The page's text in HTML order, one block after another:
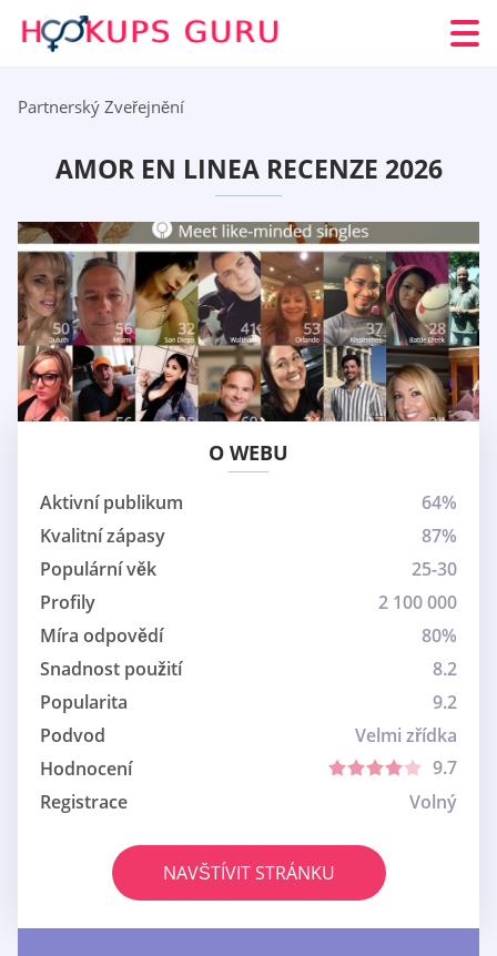
Partnerský Zveřejnění
AMOR EN LINEA RECENZE 2026
O WEBU
Aktivní publikum
64%
Kvalitní zápasy
87%
Populární věk
25-30
Profily
2 100 000
Míra odpovědí
80%
Snadnost použití
8.2
Popularita
9.2
Podvod
Velmi zřídka
Hodnocení
9.7
Registrace
Volný
NAVŠTÍVIT STRÁNKU